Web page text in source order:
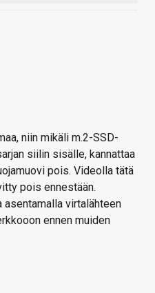
niin mikäli m.2-SSD-
siilin sisälle, kannattaa
pois. Videolla tätä
pois ennestään.
asentamalla virtalähteen
ennen muiden